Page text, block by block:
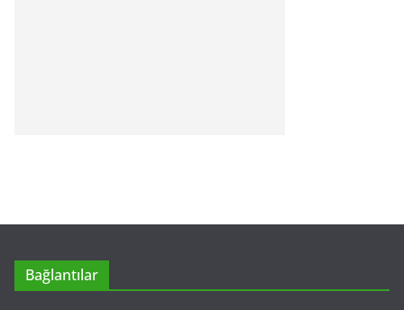
Bağlantılar